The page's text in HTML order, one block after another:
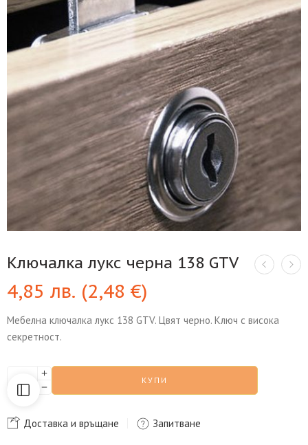
Ключалка лукс черна 138 GTV
4,85лв. (2,48€)
Мебелна ключалка лукс 138 GTV. Цвят черно. Ключ с висока
секретност.
КУПИ
Доставка и връщане Запитване